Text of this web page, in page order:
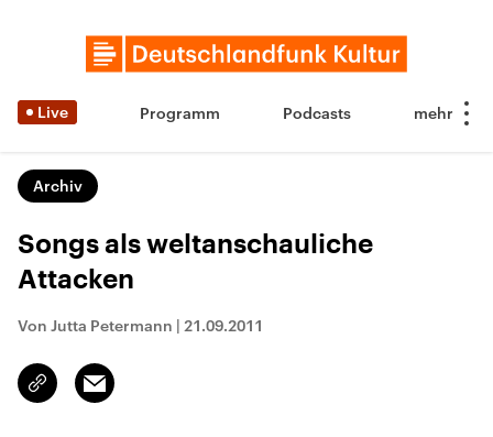
Live Programm Podcasts
Archiv
Songs als weltanschauliche
Attacken
Von Jutta Petermann | 21.09.2011
Link
kopieren/teilen
Email